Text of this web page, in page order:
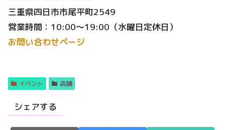
三重県四日市市尾平町2549
営業時間：10:00～19:00（水曜日定休日）
お問い合わせページ
イベント 店舗
シェアする